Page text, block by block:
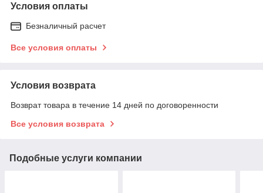
Условия оплаты
Безналичный расчет
Все условия оплаты
Условия возврата
Возврат товара в течение 14 дней по договоренности
Все условия возврата
Подобные услуги компании